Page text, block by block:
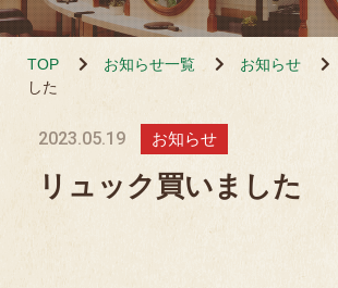
TOP お知らせ一覧 お知らせ
した
2023.05.19 お知らせ
リュック買いました